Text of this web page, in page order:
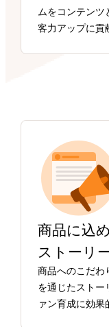
ムをコンテンツ
客力アップに貢
商品に込
ストーリ
商品へのこだわ
を通じたストー
ァン育成に効果